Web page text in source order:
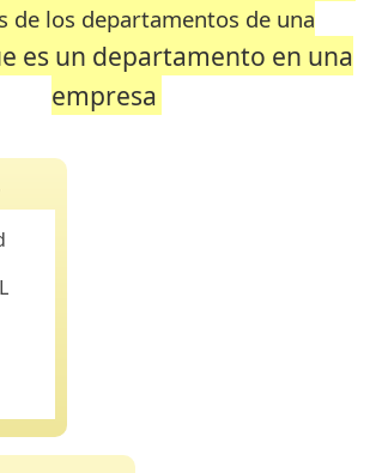
de los departamentos de una
es un departamento en una
empresa